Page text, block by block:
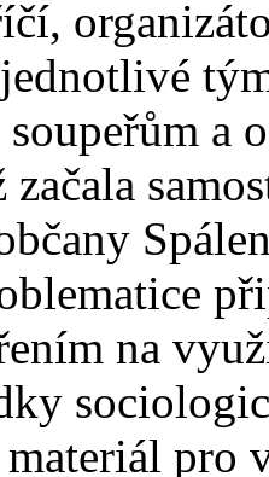
a
začala
na
pro